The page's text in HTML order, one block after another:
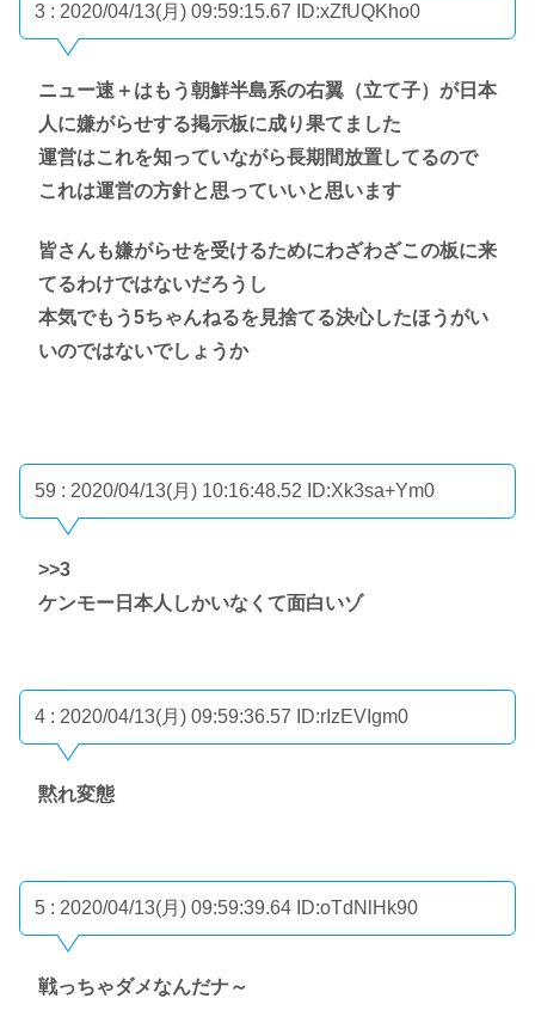
3 : 2020/04/13(月) 09:59:15.67 ID:xZfUQKho0
ニュー速＋はもう朝鮮半島系の右翼（立て子）が日本
人に嫌がらせする掲示板に成り果てました
運営はこれを知っていながら長期間放置してるので
これは運営の方針と思っていいと思います
皆さんも嫌がらせを受けるためにわざわざこの板に来
てるわけではないだろうし
本気でもう5ちゃんねるを見捨てる決心したほうがい
いのではないでしょうか
59 : 2020/04/13(月) 10:16:48.52 ID:Xk3sa+Ym0
>>3
ケンモー日本人しかいなくて面白いゾ
4 : 2020/04/13(月) 09:59:36.57 ID:rIzEVIgm0
黙れ変態
5 : 2020/04/13(月) 09:59:39.64 ID:oTdNlHk90
戦っちゃダメなんだナ～